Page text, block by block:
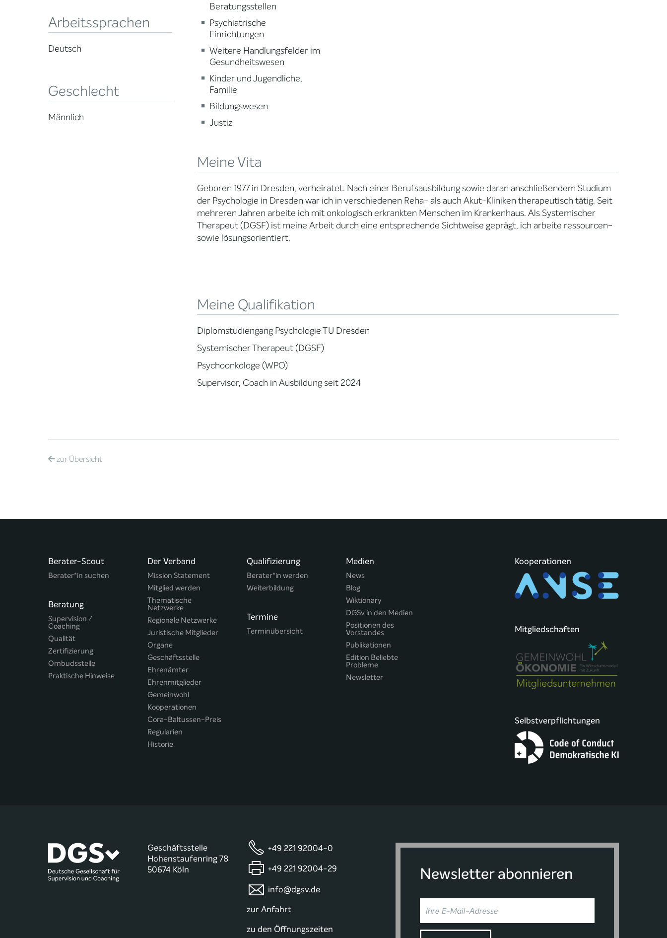
Arbeitssprachen
Deutsch
Geschlecht
Männlich
Beratungsstellen
Psychiatrische
Einrichtungen
Weitere Handlungsfelder im
Gesundheitswesen
Kinder und Jugendliche,
Familie
Bildungswesen
Justiz
Meine Vita
Geboren 1977 in Dresden, verheiratet. Nach einer Berufsausbildung sowie daran anschließendem Studium
der Psychologie in Dresden war ich in verschiedenen Reha- als auch Akut-Kliniken therapeutisch tätig. Seit
mehreren Jahren arbeite ich mit onkologisch erkrankten Menschen im Krankenhaus. Als Systemischer
Therapeut (DGSF) ist meine Arbeit durch eine entsprechende Sichtweise geprägt, ich arbeite ressourcen-
sowie lösungsorientiert.
Meine Qualifikation
Diplomstudiengang Psychologie TU Dresden
Systemischer Therapeut (DGSF)
Psychoonkologe (WPO)
Supervisor, Coach in Ausbildung seit 2024
zurÜbersicht
Berater-Scout
Berater*in suchen
Beratung
Supervision /
Coaching
Qualität
Zertifizierung
Ombudsstelle
Praktische Hinweise
Der Verband
Mission Statement
Mitglied werden
Thematische
Netzwerke
Regionale Netzwerke
Juristische Mitglieder
Organe
Geschäftsstelle
Ehrenämter
Ehrenmitglieder
Gemeinwohl
Kooperationen
Cora-Baltussen-Preis
Regularien
Historie
Qualifizierung
Berater*in werden
Weiterbildung
Termine
Terminübersicht
Medien
News
Blog
Wiktionary
DGSv in den Medien
Positionen des
Vorstandes
Publikationen
Edition Beliebte
Probleme
Newsletter
Kooperationen
Mitgliedschaften
Selbstverpflichtungen
Geschäftsstelle
Hohenstaufenring 78
50674 Köln
+49 221 92004-0
+49 221 92004-29
info@dgsv.de
zur Anfahrt
zu den Öffnungszeiten
Newsletter abonnieren